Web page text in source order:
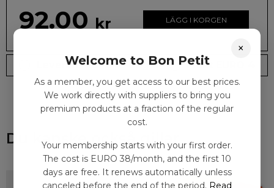
92.00 kr LÄGG I KORGEN
Leveranstid: 2-10 dagar Frakt EURO 4
Du kanske också gillar
×
Welcome to Bon Petit
As a member, you get access to our best prices.
We work directly with suppliers to bring you
premium products at a fraction of the regular
cost.
Your membership starts with your first order.
The cost is EURO 38/month, and the first 10
days are free. It renews automatically unless
canceled before the end of the period. Read